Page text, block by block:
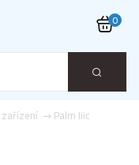
0
Palm Iiic
zařízení